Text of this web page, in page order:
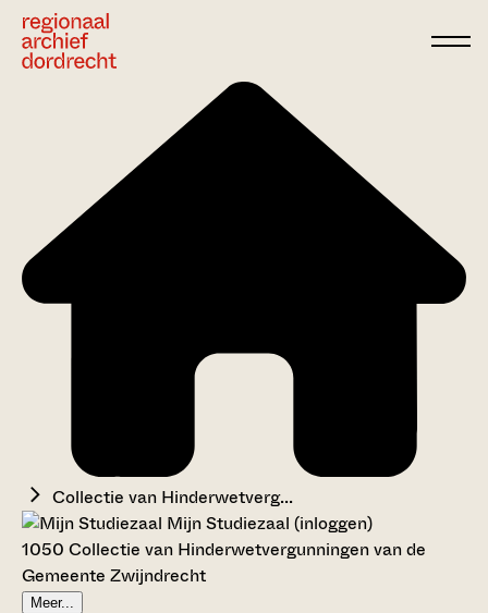
Collectie van Hinderwetverg...
Mijn Studiezaal (inloggen)
1050 Collectie van Hinderwetvergunningen van de
Gemeente Zwijndrecht
Meer...